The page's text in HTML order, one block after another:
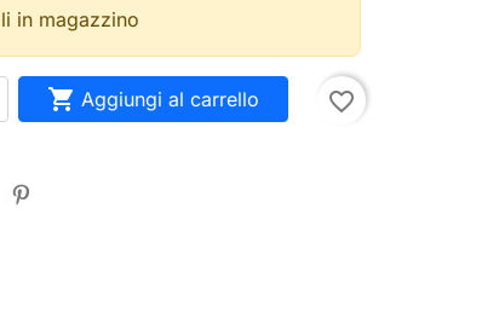
in magazzino
 Aggiungi al carrello favorite_border